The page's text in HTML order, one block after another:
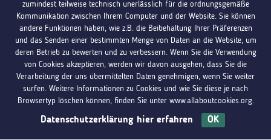
Du hast Fragen?Melde dich bei uns
zumindest teilweise technisch unerlässlich für die ordnungsgemäße
Kommunikation zwischen Ihrem Computer und der Website. Sie können
andere Funktionen haben, wie z.B. die Beibehaltung Ihrer Präferenzen
und das Senden einer bestimmten Menge von Daten an die Website, um
deren Betrieb zu bewerten und zu verbessern. Wenn Sie die Verwendung
von Cookies akzeptieren, werden wir davon ausgehen, dass Sie die
Verarbeitung der uns übermittelten Daten genehmigen, wenn Sie weiter
surfen. Weitere Informationen zu Cookies und wie Sie diese je nach
Browsertyp löschen können, finden Sie unter www.allaboutcookies.org.
Datenschutzerklärung hier erfahren OK